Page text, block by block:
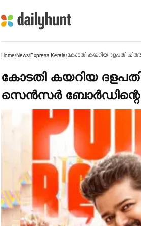
Home/News/Express Kerala/
കോടതി കയറിയ
സെൻസര്‍ ബോര്‍ഡിന്റെ